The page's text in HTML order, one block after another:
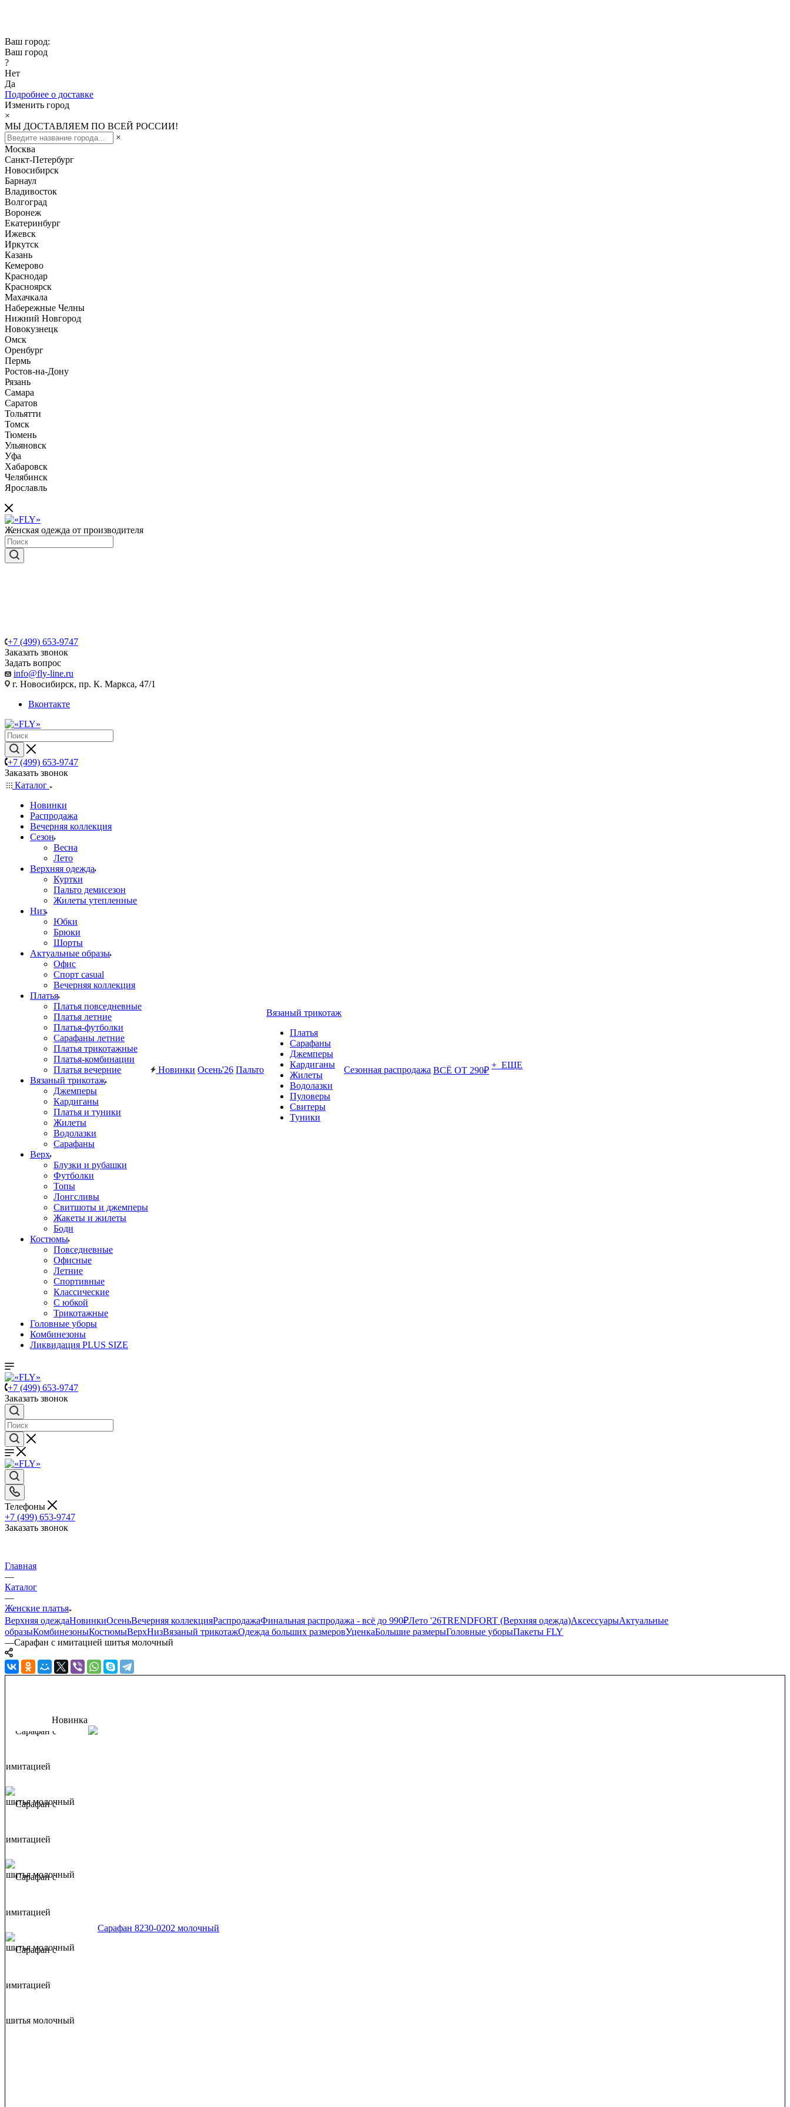
Ваш город:
Ваш город
?
Нет
Да
Подробнее о доставке
Изменить город
×
МЫ ДОСТАВЛЯЕМ ПО ВСЕЙ РОССИИ!
×
Москва
Санкт-Петербург
Новосибирск
Барнаул
Владивосток
Волгоград
Воронеж
Екатеринбург
Ижевск
Иркутск
Казань
Кемерово
Краснодар
Красноярск
Махачкала
Набережные Челны
Нижний Новгород
Новокузнецк
Омск
Оренбург
Пермь
Ростов-на-Дону
Рязань
Самара
Саратов
Тольятти
Томск
Тюмень
Ульяновск
Уфа
Хабаровск
Челябинск
Ярославль
Женская одежда от производителя
+7 (499) 653-9747
Заказать звонок
Задать вопрос
info@fly-line.ru
г. Новосибирск, пр. К. Маркса, 47/1
Вконтакте
+7 (499) 653-9747
Заказать звонок
Каталог
Новинки
Распродажа
Вечерняя коллекция
Сезон
Весна
Лето
Верхняя одежда
Куртки
Пальто демисезон
Жилеты утепленные
Низ
Юбки
Брюки
Шорты
Актуальные образы
Офис
Спорт casual
Вечерняя коллекция
Платья
Платья повседневные
Платья летние
Платья-футболки
Сарафаны летние
Платья трикотажные
Платья-комбинации
Платья вечерние
Вязаный трикотаж
Джемперы
Кардиганы
Платья и туники
Жилеты
Водолазки
Сарафаны
Верх
Блузки и рубашки
Футболки
Топы
Лонгсливы
Свитшоты и джемперы
Жакеты и жилеты
Боди
Костюмы
Повседневные
Офисные
Летние
Спортивные
Классические
С юбкой
Трикотажные
Головные уборы
Комбинезоны
Ликвидация PLUS SIZE
Новинки Осень'26 Пальто
Вязаный трикотаж
Платья
Сарафаны
Джемперы
Кардиганы
Жилеты
Водолазки
Пуловеры
Свитеры
Туники
Сезонная распродажа ВСЁ ОТ 290₽
+ ЕЩЕ
+7 (499) 653-9747
Заказать звонок
Телефоны
+7 (499) 653-9747
Заказать звонок
Главная
—
Каталог
—
Женские платья
Верхняя одеждаНовинкиОсеньВечерняя коллекцияРаспродажаФинальная распродажа - всё до 990₽Лето '26TRENDFORT (Верхняя одежда)АксессуарыАктуальные
образыКомбинезоныКостюмыВерхНизВязаный трикотажОдежда больших размеровУценкаБольшие размерыГоловные уборыПакеты FLY
—Сарафан с имитацией шитья молочный
Новинка